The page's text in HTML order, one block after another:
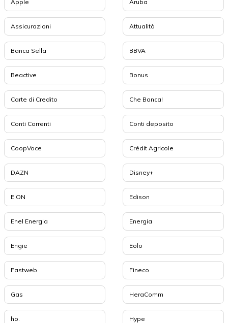
Apple Aruba
Assicurazioni Attualità
Banca Sella BBVA
Beactive Bonus
Carte di Credito Che Banca!
Conti Correnti Conti deposito
CoopVoce Crédit Agricole
DAZN Disney+
E.ON Edison
Enel Energia Energia
Engie Eolo
Fastweb Fineco
Gas HeraComm
ho. Hype